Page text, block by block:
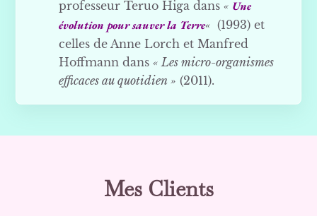
professeur Teruo Higa dans« Une
évolution pour sauver la Terre« (1993) et
celles de Anne Lorch et Manfred
Hoffmann dans« Les micro-organismes
efficaces au quotidien » (2011).
Mes Clients